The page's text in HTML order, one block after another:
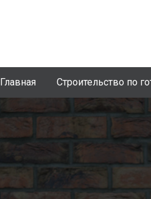
Главная Строительство по